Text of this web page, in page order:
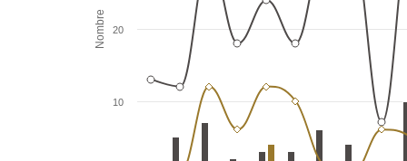
Nombre
10
20